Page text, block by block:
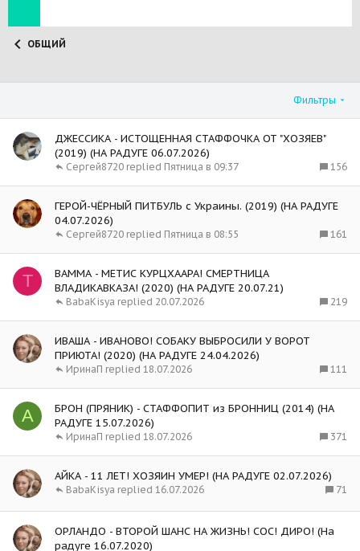
ОБЩИЙ
Фильтры
ДЖЕССИКА - ИСТОЩЕННАЯ СТАФФОЧКА ОТ "ХОЗЯЕВ"
(2019) (НА РАДУГЕ 06.07.2026)
156
Пятница в 09:37
Сергей8720
ГЕРОЙ-ЧЁРНЫЙ ПИТБУЛЬ с Украины. (2019) (НА РАДУГЕ
04.07.2026)
161
Пятница в 08:55
Сергей8720
T
ВАММА - МЕТИС КУРЦХААРА! СМЕРТНИЦА
ВЛАДИКАВКАЗА! (2020) (НА РАДУГЕ 20.07.21)
219
20.07.2026
BabaKisya
ИВАША - ИВАНОВО! СОБАКУ ВЫБРОСИЛИ У ВОРОТ
ПРИЮТА! (2020) (НА РАДУГЕ 24.04.2026)
111
18.07.2026
ИринаП
A
БРОН (ПРЯНИК) - СТАФФОПИТ из БРОННИЦ (2014) (НА
РАДУГЕ 15.07.2026)
371
18.07.2026
ИринаП
АЙКА - 11 ЛЕТ! ХОЗЯИН УМЕР! (НА РАДУГЕ 02.07.2026)
71
16.07.2026
BabaKisya
ОРЛАНДО - ВТОРОЙ ШАНС НА ЖИЗНЬ! СОС! ДИРО! (На
радуге 16.07.2020)